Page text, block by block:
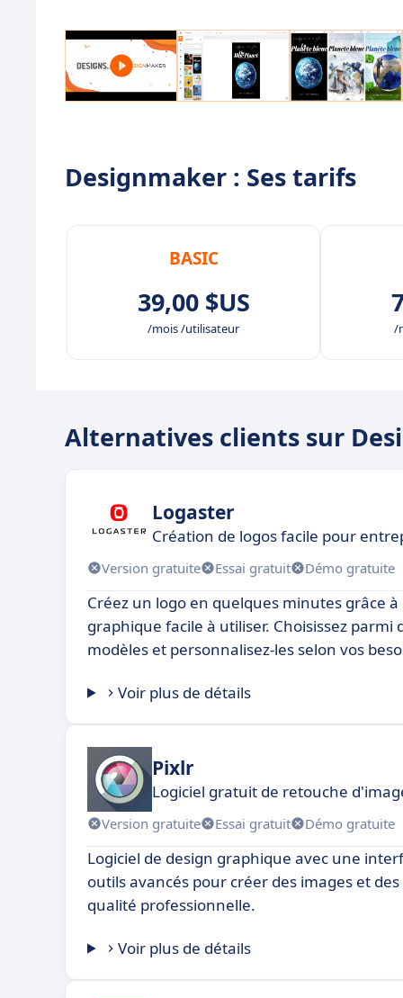
Designmaker : Ses tarifs
BASIC
39,00 $US
/mois /utilisateur /
Alternatives clients sur
Logaster
Création de logos facile pour
Version gratuite Essai gratuit Démo gratuite
Créez un logo en quelques minutes grâce
graphique facile à utiliser. Choisissez parmi
modèles et personnalisez-les selon vos
Voir plus de détails
Pixlr
Logiciel gratuit de retouche
Version gratuite Essai gratuit Démo gratuite
Logiciel de design graphique avec une
outils avancés pour créer des images et
qualité professionnelle.
Voir plus de détails